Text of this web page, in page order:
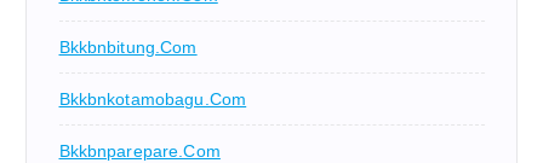
Bkkbnbitung.com
Bkkbnkotamobagu.com
Bkkbnparepare.com